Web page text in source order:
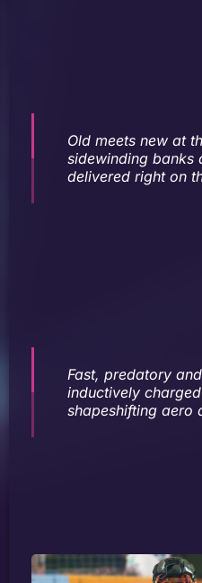
Old meets new at
sidewinding banks
delivered right on
Fast, predatory
inductively
shapeshifting aero